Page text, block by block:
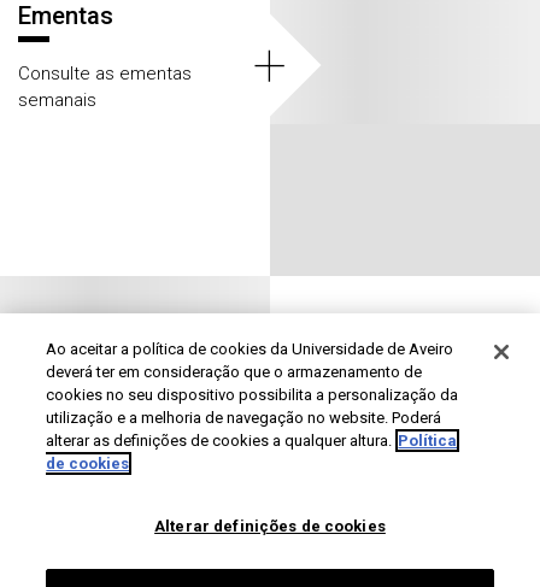
Ementas
Consulte as ementas
semanais
+
Agenda de
atividades
dias em que o CIAQ está
fechado).
Ao aceitar a política de cookies da Universidade de Aveiro
deverá ter em consideração que o armazenamento de
cookies no seu dispositivo possibilita a personalização da
utilização e a melhoria de navegação no website. Poderá
alterar as definições de cookies a qualquer altura. Política
de cookies
Alterar definições de cookies